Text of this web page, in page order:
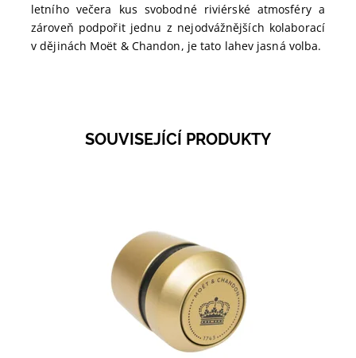
letního večera kus svobodné riviérské atmosféry a
zároveň podpořit jednu z nejodvážnějších kolaborací
v dějinách Moët & Chandon, je tato lahev jasná volba.
SOUVISEJÍCÍ PRODUKTY
Zlatá zátka Moët & Chandon Bottle Stopper Gold s
kovovým efektem. Perfektní doplněk pro každou
láhev. Kupte nyní!